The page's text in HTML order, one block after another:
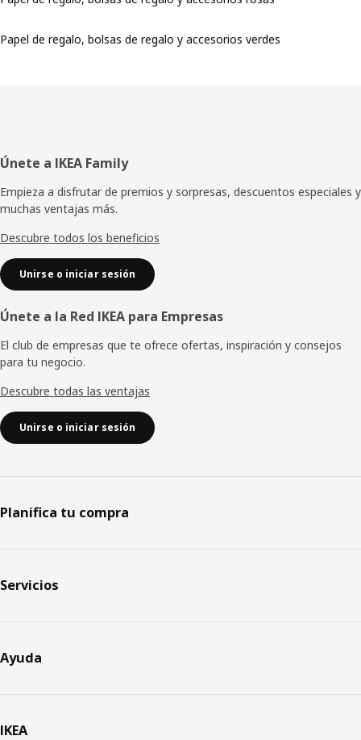
Papel de regalo, bolsas de regalo y accesorios verdes
Pie
de
página
Únete a IKEA Family
Empieza a disfrutar de premios y sorpresas, descuentos especiales y
muchas ventajas más.
Descubre todos los beneficios
Unirse o iniciar sesión
Únete a la Red IKEA para Empresas
El club de empresas que te ofrece ofertas, inspiración y consejos
para tu negocio.
Descubre todas las ventajas
Unirse o iniciar sesión
Planifica tu compra
Servicios
Ayuda
IKEA